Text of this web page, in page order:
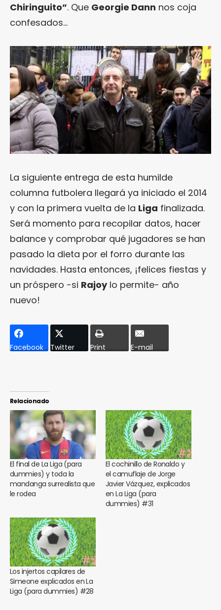
Chiringuito”. Que Georgie Dann nos coja
confesados…
La siguiente entrega de esta humilde
columna futbolera llegará ya iniciado el 2014
y con la primera vuelta de la Liga finalizada.
Será momento para recopilar datos, hacer
balance y comprobar qué jugadores se han
pasado la dieta por el forro durante las
navidades. Hasta entonces, ¡felices fiestas y
un próspero -si Rajoylo permite- año
nuevo!
Facebook Twitter Print E-mail
Relacionado
El final de La Liga (para
dummies) y toda la
mandanga surrealista que
le rodea
El cochinillo de Ronaldo y
el camuflaje de Jorge
Javier Vázquez, explicados
en La Liga (para
dummies) #31
Los injertos capilares de
Simeone explicados en La
Liga (para dummies) #28